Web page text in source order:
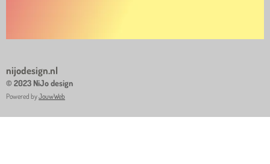
nijodesign.nl
© 2023 NiJo design
Powered byJouwWeb